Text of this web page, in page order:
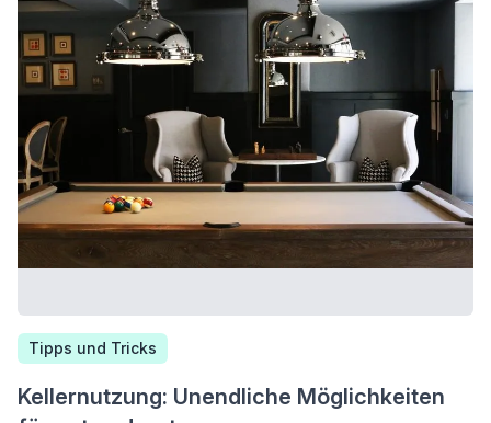
Tipps und Tricks
Kellernutzung: Unendliche Möglichkeiten